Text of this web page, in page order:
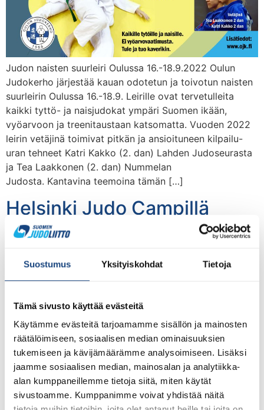
Suostumus Yksityiskohdat Tietoja
Tämä sivusto käyttää evästeitä
Käytämme evästeitä tarjoamamme sisällön ja mainosten
räätälöimiseen, sosiaalisen median ominaisuuksien
tukemiseen ja kävijämäärämme analysoimiseen. Lisäksi
jaamme sosiaalisen median, mainosalan ja analytiikka-
alan kumppaneillemme tietoja siitä, miten käytät
sivustoamme. Kumppanimme voivat yhdistää näitä
Judon naisten suurleiri Oulussa 16.-18.9.2022 Oulun
Judokerho järjestää kauan odotetun ja toivotun naisten
suurleirin Oulussa 16.-18.9. Leirille ovat tervetulleita
kaikki tyttö- ja naisjudokat ympäri Suomen ikään,
vyöarvoon ja treenitaustaan katsomatta. Vuoden 2022
leirin vetäjinä toimivat pitkän ja ansioituneen kilpailu-
uran tehneet Katri Kakko (2. dan) Lahden Judoseurasta
ja Tea Laakkonen (2. dan) Nummelan
Judosta. Kantavina teemoina tämän […]
Helsinki Judo Campillä
hikoiltiin maailmanmestarin
HJC palasi koronavuosien jälkeen jälleen vahvana
omalle paikalleen 4.-7.8. täydentäen tämän kesän